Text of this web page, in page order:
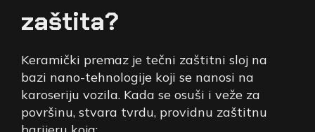
zaštita?
Keramički premaz je tečni zaštitni sloj na
bazi nano-tehnologije koji se nanosi na
karoseriju vozila. Kada se osuši i veže za
površinu, stvara tvrdu, providnu zaštitnu